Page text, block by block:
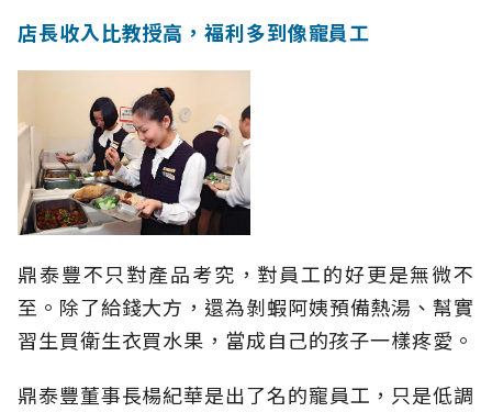
店長收入比教授高，福利多到像寵員工
鼎泰豐不只對產品考究，對員工的好更是無微不
至。除了給錢大方，還為剝蝦阿姨預備熱湯、幫實
習生買衛生衣買水果，當成自己的孩子一樣疼愛。
鼎泰豐董事長楊紀華是出了名的寵員工，只是低調